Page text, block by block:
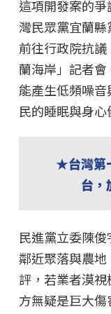
這項開發案的
灣民眾黨宜蘭
前往行政院抗
蘭海岸」記者
能產生低頻噪
民的睡眠與身
★台灣第
台，
民進黨立委陳
鄰近聚落與農
評，若業者漠
方無疑是巨大傷